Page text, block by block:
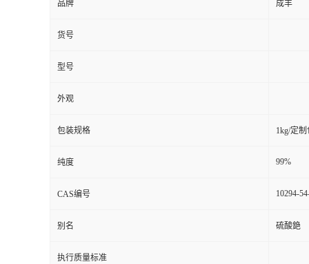
品牌 成丰
货号
型号
外观
包装规格 1kg/定
纯度 99%
CAS编号 10294-
别名 硫酸銫
执行质量标准